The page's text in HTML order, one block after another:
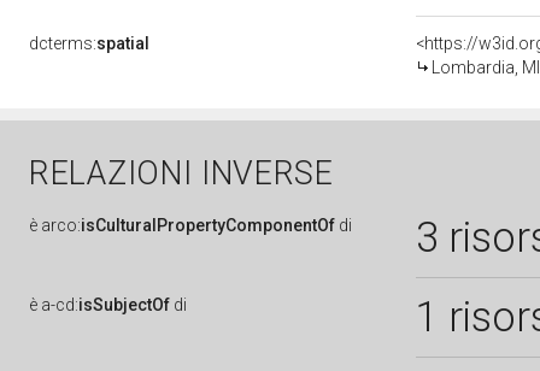
dcterms:spatial
<https://
Lombardia,
RELAZIONI INVERSE
è arco:isCulturalPropertyComponentOf di 3
è a-cd:isSubjectOf di 1